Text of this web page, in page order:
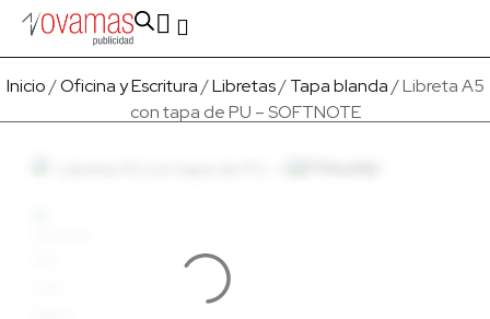
Inicio/Oficina y Escritura/Libretas/Tapa blanda/ Libreta A5
con tapa de PU – SOFTNOTE